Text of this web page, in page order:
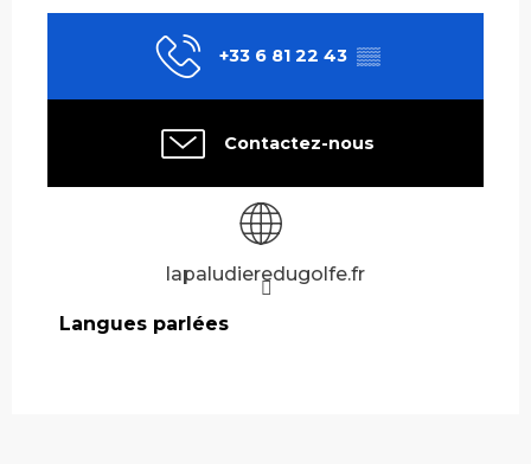
+33 6 81 22 43 ▒▒
Contactez-nous
lapaludieredugolfe.fr
Langues parlées
Langues parlées